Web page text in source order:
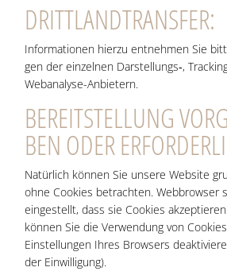
DRITT­LAND­TRANS­FER:
Infor­ma­tio­nen hier­zu ent­neh­men Sie
gen der ein­zel­nen Darstellungs‑,
Webanalyse-Anbietern.
BEREIT­STEL­LUNG
BEN ODER
Natür­lich kön­nen Sie unse­re Web­site
ohne Coo­kies betrach­ten. Web­brow­ser
ein­ge­stellt, dass sie Coo­kies
kön­nen Sie die Ver­wen­dung von
Ein­stel­lun­gen Ihres Brow­sers
der Einwilligung).